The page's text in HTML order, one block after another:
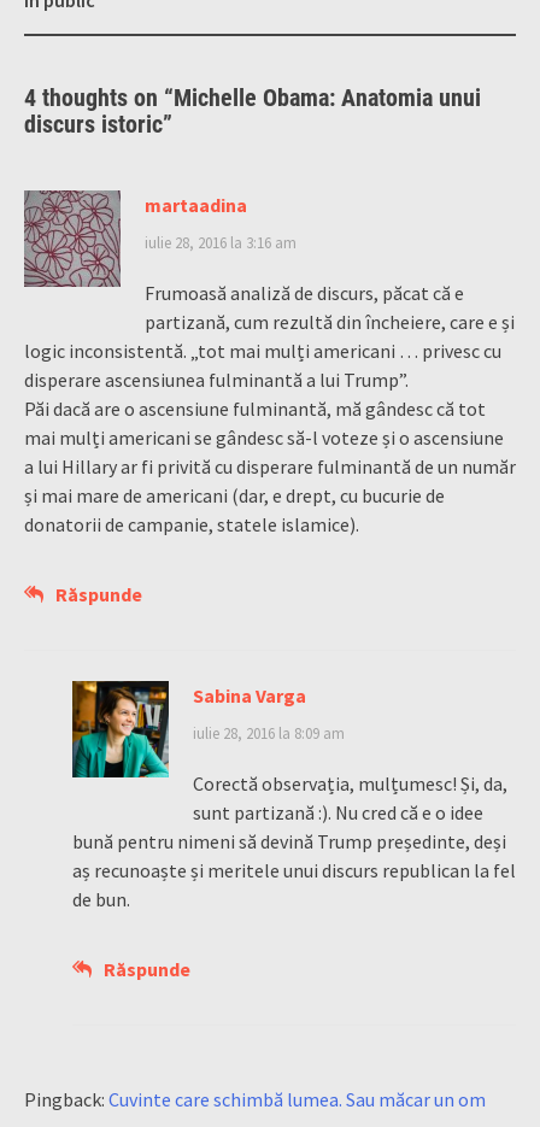
4 thoughts on “Michelle Obama: Anatomia unui
discurs istoric”
martaadina
iulie 28, 2016 la 3:16 am
Frumoasă analiză de discurs, păcat că e
partizană, cum rezultă din încheiere, care e și
logic inconsistentă. „tot mai mulți americani … privesc cu
disperare ascensiunea fulminantă a lui Trump”.
Păi dacă are o ascensiune fulminantă, mă gândesc că tot
mai mulți americani se gândesc să-l voteze și o ascensiune
a lui Hillary ar fi privită cu disperare fulminantă de un număr
și mai mare de americani (dar, e drept, cu bucurie de
donatorii de campanie, statele islamice).
Răspunde
Sabina Varga
iulie 28, 2016 la 8:09 am
Corectă observația, mulțumesc! Și, da,
sunt partizană :). Nu cred că e o idee
bună pentru nimeni să devină Trump președinte, deși
aș recunoaște și meritele unui discurs republican la fel
de bun.
Răspunde
Pingback: Cuvinte care schimbă lumea. Sau măcar un om